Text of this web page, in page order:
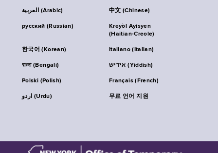
العربية (Arabic) 中文 (Chinese)
русский (Russian)
Kreyòl Ayisyen
(Haitian-Creole)
한국어 (Korean) Italiano (Italian)
বাংলা (Bengali) אידיש (Yiddish)
Polski (Polish) Français (French)
اردو (Urdu) 무료 언어 지원